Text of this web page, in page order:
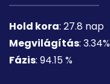
Hold kora: 27.8 nap
Megvilágítás: 3.34%
Fázis: 94.15 %